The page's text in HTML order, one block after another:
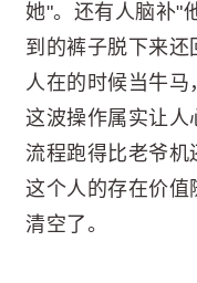
她"。还有人脑补"
到的裤子脱下来还
人在的时候当牛马
这波操作属实让人
流程跑得比老爷机
这个人的存在价值
清空了。